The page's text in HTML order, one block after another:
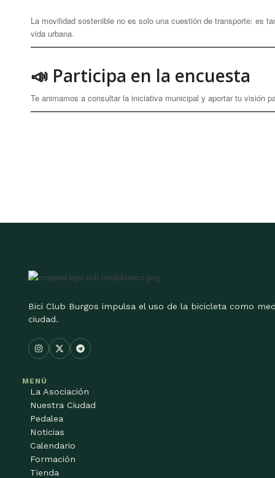
La movilidad sostenible no es solo una cuestión de transporte: es
vida urbana.
📣 Participa en la encuesta
Te animamos a consultar la iniciativa municipal y aportar tu visión
Bici Club Burgos impulsa el uso de la bicicleta como
ciudad.
MENÚ
La Asociación
Nuestra Ciudad
Pedalea
Noticias
Calendario
Formación
Tienda